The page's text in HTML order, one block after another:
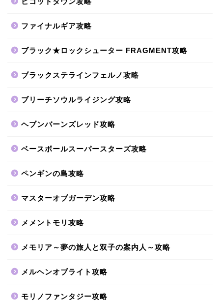
ファイナルギア攻略
ブラック★ロックシューター FRAGMENT攻略
ブラックステラインフェルノ攻略
ブリーチソウルライジング攻略
ヘブンバーンズレッド攻略
ベースボールスーパースターズ攻略
ペンギンの島攻略
マスターオブガーデン攻略
メメントモリ攻略
メモリア～夢の旅人と双子の案内人～攻略
メルヘンオブライト攻略
モリノファンタジー攻略